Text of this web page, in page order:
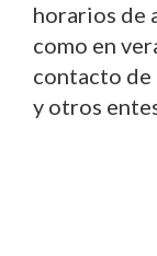
horarios de
como en
contacto de
y otros